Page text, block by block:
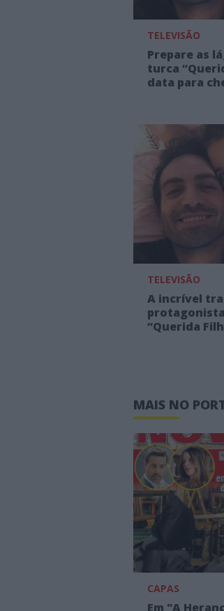
TELEVISÃO
Prepare as
turca
data para
TELEVISÃO
A incrível
“Querida
MAIS NO
CAPAS
Em "A